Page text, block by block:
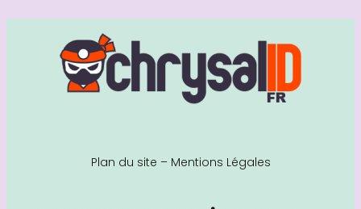
Plan du site – Mentions Légales